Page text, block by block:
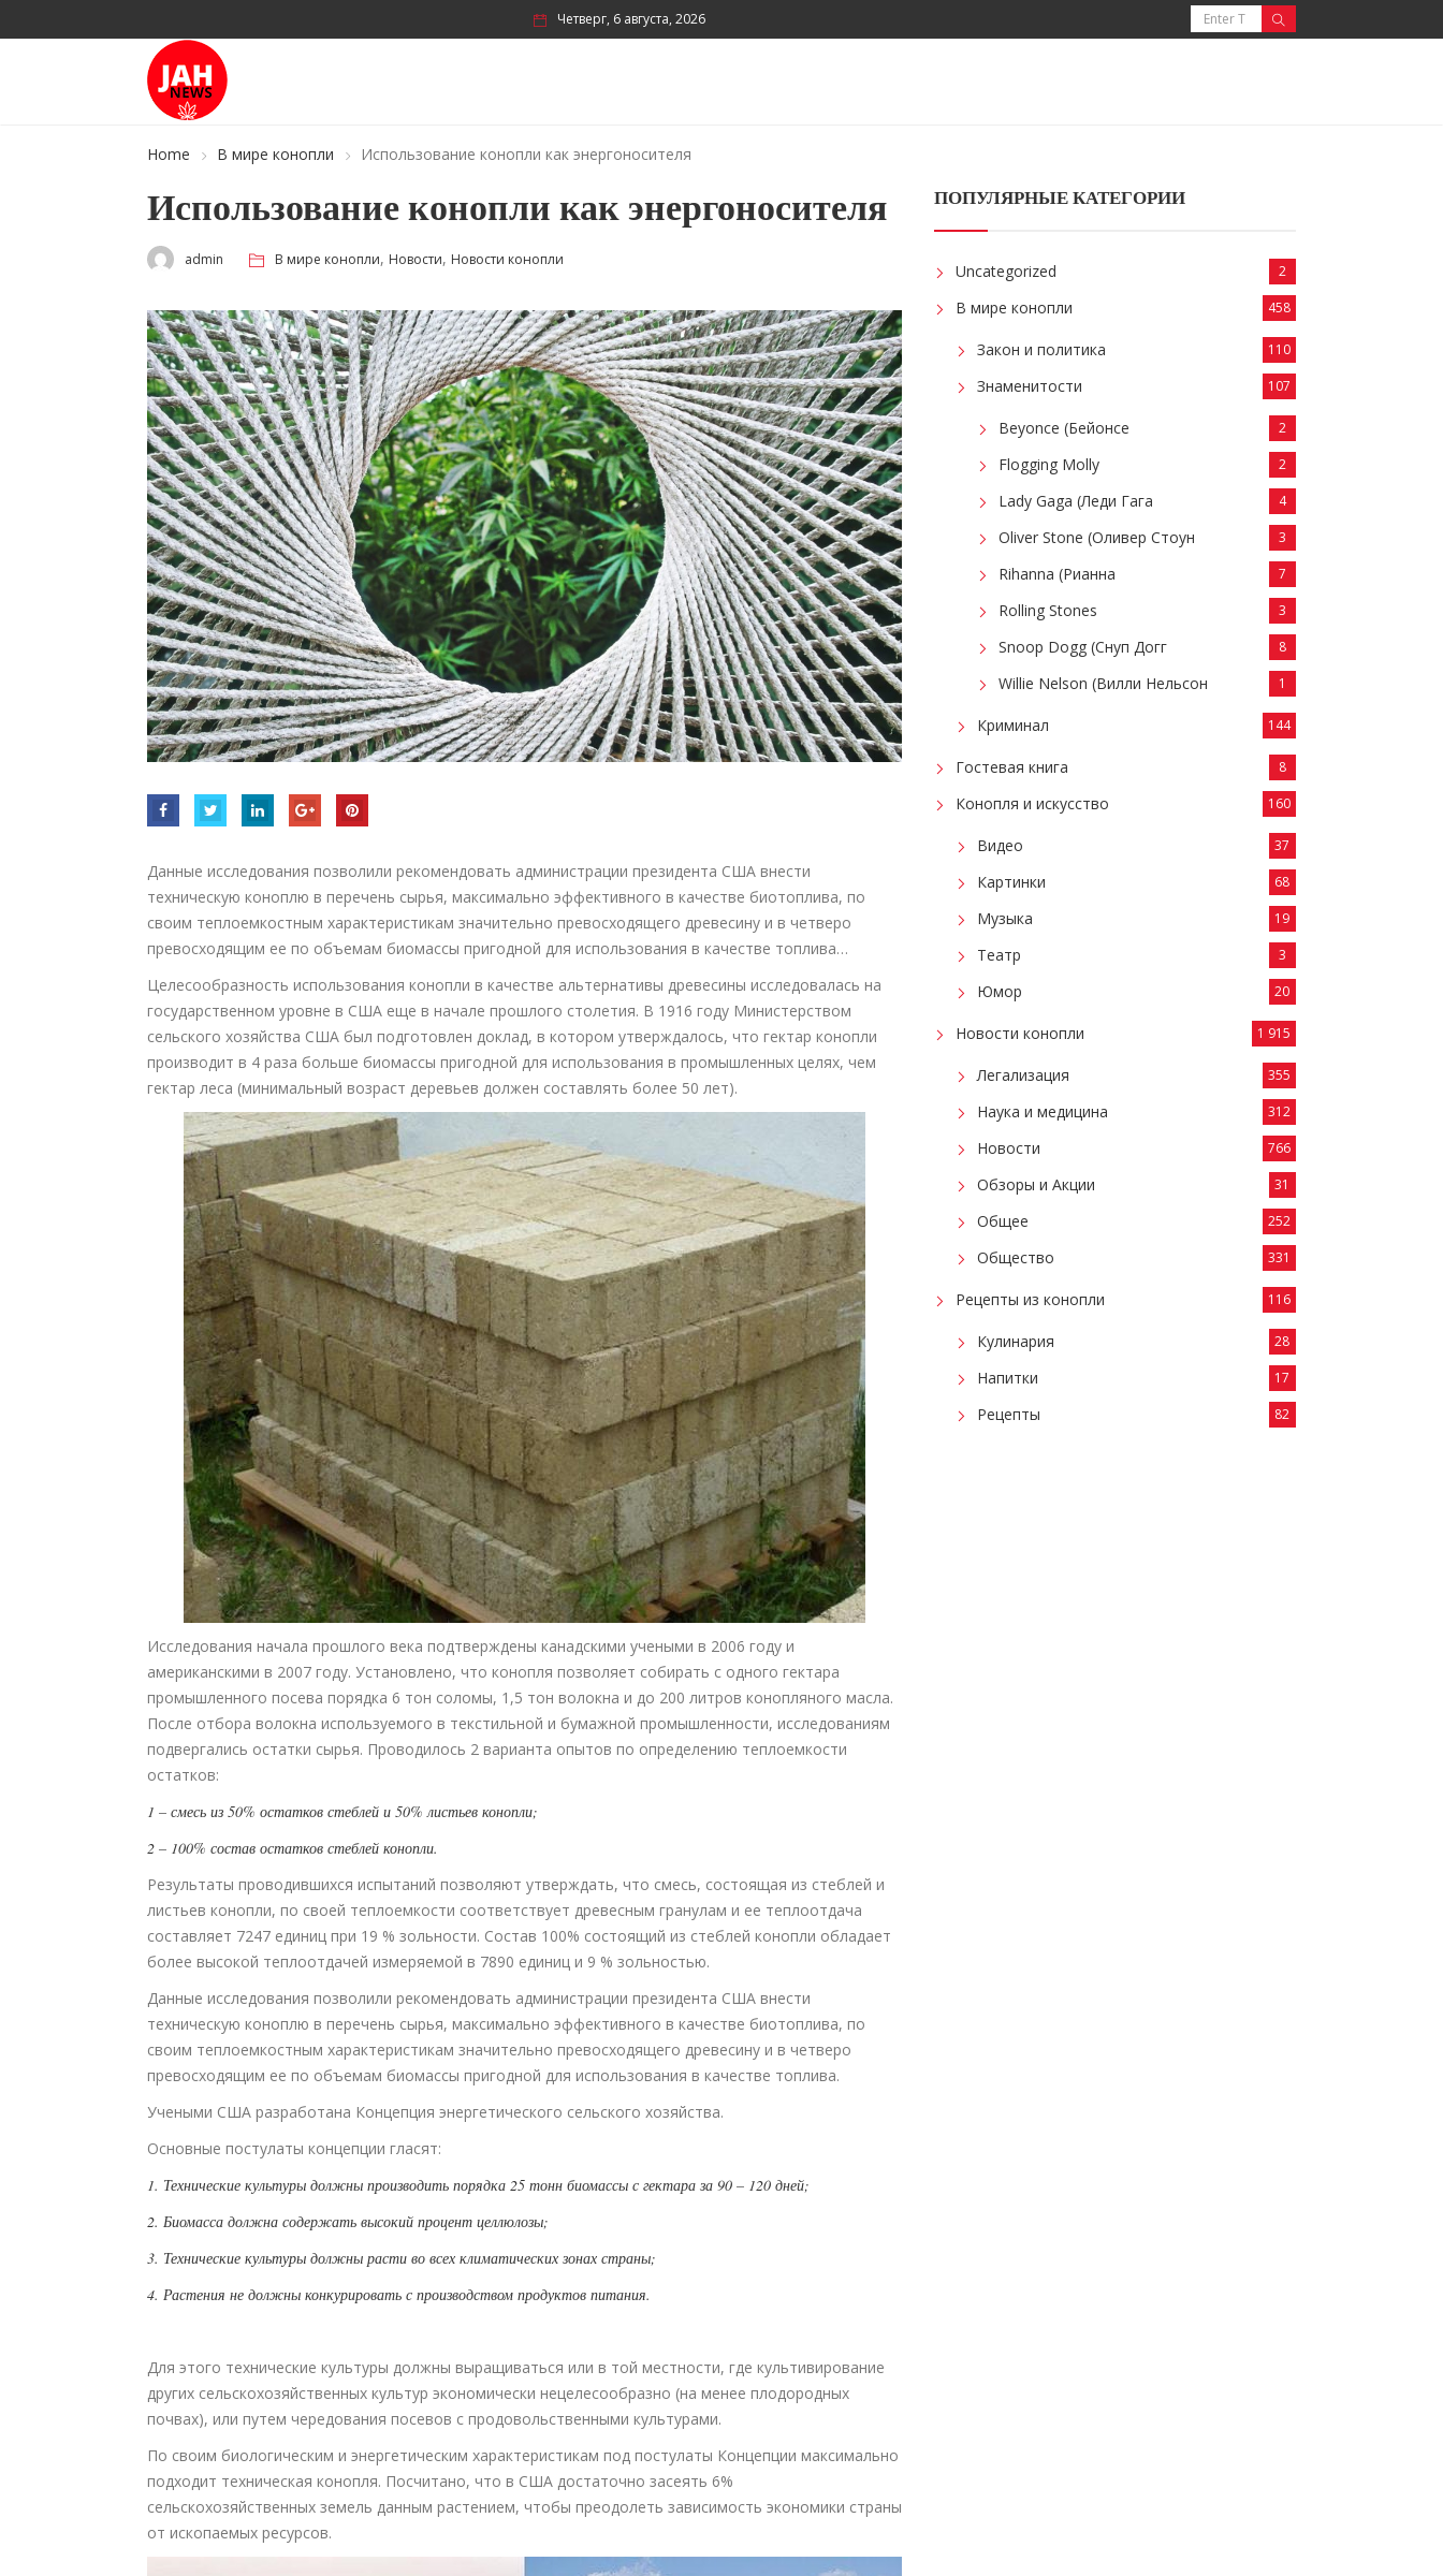
Четверг, 6 августа, 2026
Home В мире конопли Использование конопли как энергоносителя
Использование конопли как энергоносителя
admin В мире конопли, Новости, Новости конопли
Данные исследования позволили рекомендовать администрации президента США внести
техническую коноплю в перечень сырья, максимально эффективного в качестве биотоплива, по
своим теплоемкостным характеристикам значительно превосходящего древесину и в четверо
превосходящим ее по объемам биомассы пригодной для использования в качестве топлива…
Целесообразность использования конопли в качестве альтернативы древесины исследовалась на
государственном уровне в США еще в начале прошлого столетия. В 1916 году Министерством
сельского хозяйства США был подготовлен доклад, в котором утверждалось, что гектар конопли
производит в 4 раза больше биомассы пригодной для использования в промышленных целях, чем
гектар леса (минимальный возраст деревьев должен составлять более 50 лет).
Исcледования начала прошлого века подтверждены канадскими учеными в 2006 году и
американскими в 2007 году. Установлено, что конопля позволяет собирать с одного гектара
промышленного посева порядка 6 тон соломы, 1,5 тон волокна и до 200 литров конопляного масла.
После отбора волокна используемого в текстильной и бумажной промышленности, исследованиям
подвергались остатки сырья. Проводилось 2 варианта опытов по определению теплоемкости
остатков:
1 – смесь из 50% остатков стеблей и 50% листьев конопли;
2 – 100% состав остатков стеблей конопли.
Результаты проводившихся испытаний позволяют утверждать, что смесь, состоящая из стеблей и
листьев конопли, по своей теплоемкости соответствует древесным гранулам и ее теплоотдача
составляет 7247 единиц при 19 % зольности. Состав 100% состоящий из стеблей конопли обладает
более высокой теплоотдачей измеряемой в 7890 единиц и 9 % зольностью.
Данные исследования позволили рекомендовать администрации президента США внести
техническую коноплю в перечень сырья, максимально эффективного в качестве биотоплива, по
своим теплоемкостным характеристикам значительно превосходящего древесину и в четверо
превосходящим ее по объемам биомассы пригодной для использования в качестве топлива.
Учеными США разработана Концепция энергетического сельского хозяйства.
Основные постулаты концепции гласят:
1. Технические культуры должны производить порядка 25 тонн биомассы с гектара за 90 – 120 дней;
2. Биомасса должна содержать высокий процент целлюлозы;
3. Технические культуры должны расти во всех климатических зонах страны;
4. Растения не должны конкурировать с производством продуктов питания.
Для этого технические культуры должны выращиваться или в той местности, где культивирование
других сельскохозяйственных культур экономически нецелесообразно (на менее плодородных
почвах), или путем чередования посевов с продовольственными культурами.
По своим биологическим и энергетическим характеристикам под постулаты Концепции максимально
подходит техническая конопля. Посчитано, что в США достаточно засеять 6%
сельскохозяйственных земель данным растением, чтобы преодолеть зависимость экономики страны
от ископаемых ресурсов.
ПОПУЛЯРНЫЕ КАТЕГОРИИ
Uncategorized 2
В мире конопли 458
Закон и политика 110
Знаменитости 107
Beyonce (Бейонсе 2
Flogging Molly 2
Lady Gaga (Леди Гага 4
Oliver Stone (Оливер Стоун 3
Rihanna (Рианна 7
Rolling Stones 3
Snoop Dogg (Снуп Догг 8
Willie Nelson (Вилли Нельсон 1
Криминал 144
Гостевая книга 8
Конопля и искусство 160
Видео 37
Картинки 68
Музыка 19
Театр 3
Юмор 20
Новости конопли 1 915
Легализация 355
Наука и медицина 312
Новости 766
Обзоры и Акции 31
Общее 252
Общество 331
Рецепты из конопли 116
Кулинария 28
Напитки 17
Рецепты 82